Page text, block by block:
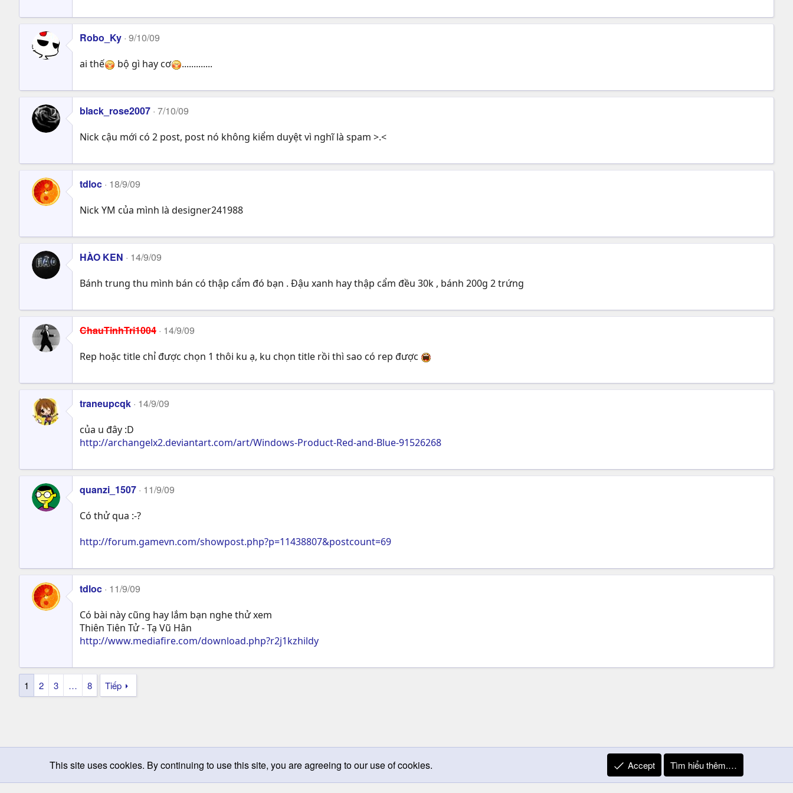
Robo_Ky 9/10/09
ai thế bộ gì hay cơ .............
black_rose2007 7/10/09
Nick cậu mới có 2 post, post nó không kiểm duyệt vì nghĩ là spam >.<
tdloc 18/9/09
Nick YM của mình là designer241988
HÀO KEN 14/9/09
Bánh trung thu mình bán có thập cẩm đó bạn . Đậu xanh hay thập cẩm đều 30k , bánh 200g 2 trứng
ChauTinhTri1004 14/9/09
Rep hoặc title chỉ được chọn 1 thôi ku ạ, ku chọn title rồi thì sao có rep được
traneupcqk 14/9/09
của u đây :D
http://archangelx2.deviantart.com/art/Windows-Product-Red-and-Blue-91526268
quanzi_1507 11/9/09
Có thử qua :-?
http://forum.gamevn.com/showpost.php?p=11438807&postcount=69
tdloc 11/9/09
Có bài này cũng hay lắm bạn nghe thử xem
Thiên Tiên Tử - Tạ Vũ Hân
http://www.mediafire.com/download.php?r2j1kzhildy
1 2 3 … 8 Tiếp
Chọn giao diện Change width Quy định và Nội quy Privacy Policy Trợ giúp
S
This site uses cookies. By continuing to use this site, you are agreeing to our use of cookies. Accept Tìm hiểu thêm.…